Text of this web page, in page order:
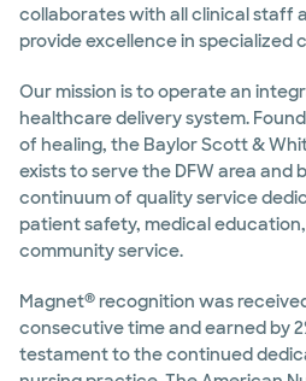
collaborates with all clinical staff
provide excellence in specialized
Our mission is to operate an
healthcare delivery system.
of healing, the Baylor Scott &
exists to serve the DFW area and
continuum of quality service
patient safety, medical
community service.
Magnet® recognition was
consecutive time and earned by
testament to the continued